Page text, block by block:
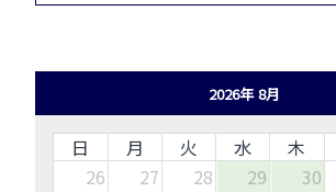
2026年 8月
日 月 火 水 木
26
27 28 29 30